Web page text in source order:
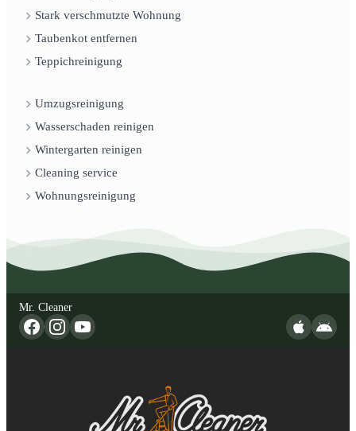
Stark verschmutzte Wohnung
Taubenkot entfernen
Teppichreinigung
Umzugsreinigung
Wasserschaden reinigen
Wintergarten reinigen
Cleaning service
Wohnungsreinigung
Mr. Cleaner